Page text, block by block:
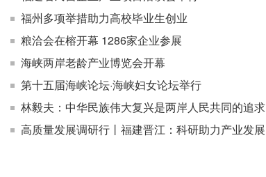
福州多项举措助力高校毕业生创业
粮洽会在榕开幕 1286家企业参展
海峡两岸老龄产业博览会开幕
第十五届海峡论坛·海峡妇女论坛举行
林毅夫：中华民族伟大复兴是两岸人民共同的追求
高质量发展调研行丨福建晋江：科研助力产业发展